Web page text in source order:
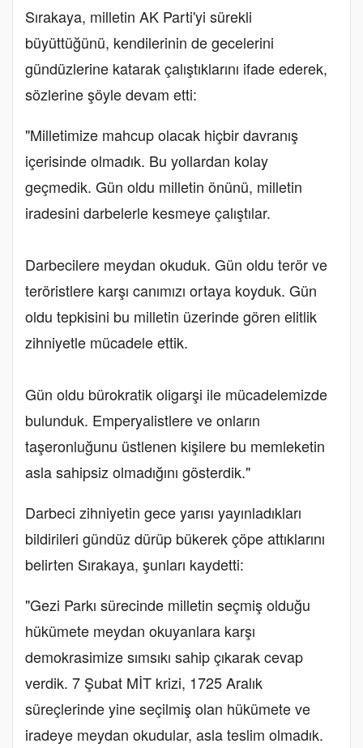
Sırakaya, milletin AK Parti'yi sürekli
büyüttüğünü, kendilerinin de gecelerini
gündüzlerine katarak çalıştıklarını ifade ederek,
sözlerine şöyle devam etti:
"Milletimize mahcup olacak hiçbir davranış
içerisinde olmadık. Bu yollardan kolay
geçmedik. Gün oldu milletin önünü, milletin
iradesini darbelerle kesmeye çalıştılar.
Darbecilere meydan okuduk. Gün oldu terör ve
teröristlere karşı canımızı ortaya koyduk. Gün
oldu tepkisini bu milletin üzerinde gören elitlik
zihniyetle mücadele ettik.
Gün oldu bürokratik oligarşi ile mücadelemizde
bulunduk. Emperyalistlere ve onların
taşeronluğunu üstlenen kişilere bu memleketin
asla sahipsiz olmadığını gösterdik."
Darbeci zihniyetin gece yarısı yayınladıkları
bildirileri gündüz dürüp bükerek çöpe attıklarını
belirten Sırakaya, şunları kaydetti:
"Gezi Parkı sürecinde milletin seçmiş olduğu
hükümete meydan okuyanlara karşı
demokrasimize sımsıkı sahip çıkarak cevap
verdik. 7 Şubat MİT krizi, 1725 Aralık
süreçlerinde yine seçilmiş olan hükümete ve
iradeye meydan okudular, asla teslim olmadık.